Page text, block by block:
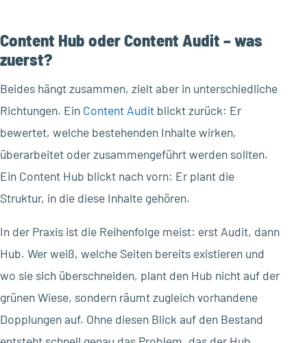
Content Hub oder Content Audit – was
zuerst?
Beides hängt zusammen, zielt aber in unterschiedliche
Richtungen. Ein Content Audit blickt zurück: Er
bewertet, welche bestehenden Inhalte wirken,
überarbeitet oder zusammengeführt werden sollten.
Ein Content Hub blickt nach vorn: Er plant die
Struktur, in die diese Inhalte gehören.
In der Praxis ist die Reihenfolge meist: erst Audit, dann
Hub. Wer weiß, welche Seiten bereits existieren und
wo sie sich überschneiden, plant den Hub nicht auf der
grünen Wiese, sondern räumt zugleich vorhandene
Dopplungen auf. Ohne diesen Blick auf den Bestand